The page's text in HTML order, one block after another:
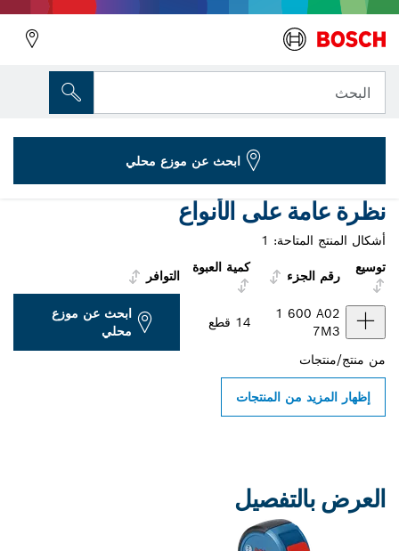
البحث
... طقمُ أدواتٍ يدويةٍ متعددةٍ بتصميمٍ احترَافي من 13 قطعة
المتغير الذي اخترته
طقم أدوات يدوية متنوعة من 13 قطعة
1 600 A02 7M3
ابحث عن موزع محلي
نظرة عامة على الأنواع
أشكال المنتج المتاحة: 1
توسيع
رقم الجزء
كمية العبوة
التوافر
1 600 A02
7M3
14 قطع
ابحث عن موزع
محلي
من منتج/منتجات
إظهار المزيد من المنتجات
العرض بالتفصيل